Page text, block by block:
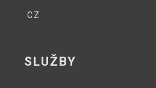
CZ
SLUŽBY